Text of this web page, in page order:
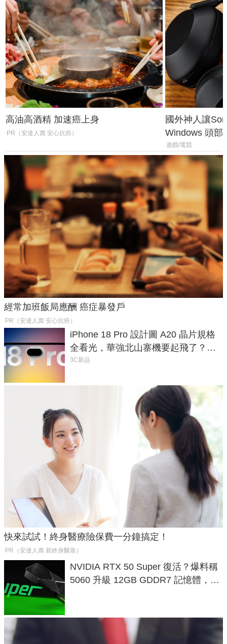
高油高酒精 加速癌上身
PR（安達人壽 安心抗癌）
國外神人讓
Windows 頭部
飛行超有感
遊戲/電競
經常加班飯局應酬 癌症暴發戶
PR（安達人壽 安心抗癌）
iPhone 18 Pro 設計圖 A20 晶片規格
全看光，華強北山寨機要起飛了？專
家曝山寨機無法復刻兩大關鍵
3C新品
快來試試！終身醫療險保費一分鐘搞定！
PR（安達人壽 新終身醫靠）
NVIDIA RTX 50 Super 復活？爆料稱
5060 升級 12GB GDDR7 記憶體，這